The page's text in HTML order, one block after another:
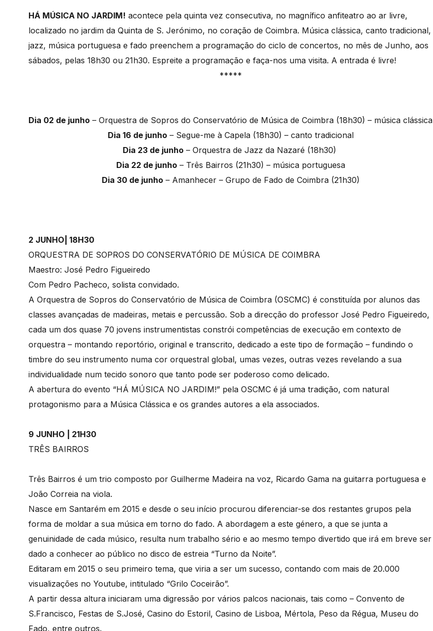
HÁ MÚSICA NO JARDIM! acontece pela quinta vez consecutiva, no magnífico anfiteatro ao ar livre,
localizado no jardim da Quinta de S. Jerónimo, no coração de Coimbra. Música clássica, canto tradicional,
jazz, música portuguesa e fado preenchem a programação do ciclo de concertos, no mês de Junho, aos
sábados, pelas 18h30 ou 21h30. Espreite a programação e faça-nos uma visita. A entrada é livre!
*****
Dia 02 de junho – Orquestra de Sopros do Conservatório de Música de Coimbra (18h30) – música clássica
Dia 16 de junho– Segue-me à Capela (18h30) – canto tradicional
Dia 23 de junho– Orquestra de Jazz da Nazaré (18h30)
Dia 22 de junho– Três Bairros (21h30) – música portuguesa
Dia 30 de junho– Amanhecer – Grupo de Fado de Coimbra (21h30)
2 JUNHO| 18H30
ORQUESTRA DE SOPROS DO CONSERVATÓRIO DE MÚSICA DE COIMBRA
Maestro: José Pedro Figueiredo
Com Pedro Pacheco, solista convidado.
A Orquestra de Sopros do Conservatório de Música de Coimbra (OSCMC) é constituída por alunos das
classes avançadas de madeiras, metais e percussão. Sob a direcção do professor José Pedro Figueiredo,
cada um dos quase 70 jovens instrumentistas constrói competências de execução em contexto de
orquestra – montando reportório, original e transcrito, dedicado a este tipo de formação – fundindo o
timbre do seu instrumento numa cor orquestral global, umas vezes, outras vezes revelando a sua
individualidade num tecido sonoro que tanto pode ser poderoso como delicado.
A abertura do evento “HÁ MÚSICA NO JARDIM!” pela OSCMC é já uma tradição, com natural
protagonismo para a Música Clássica e os grandes autores a ela associados.
9 JUNHO | 21H30
TRÊS BAIRROS
Três Bairros é um trio composto por Guilherme Madeira na voz, Ricardo Gama na guitarra portuguesa e
João Correia na viola.
Nasce em Santarém em 2015 e desde o seu início procurou diferenciar-se dos restantes grupos pela
forma de moldar a sua música em torno do fado. A abordagem a este género, a que se junta a
genuinidade de cada músico, resulta num trabalho sério e ao mesmo tempo divertido que irá em breve ser
dado a conhecer ao público no disco de estreia “Turno da Noite”.
Editaram em 2015 o seu primeiro tema, que viria a ser um sucesso, contando com mais de 20.000
visualizações no Youtube, intitulado “Grilo Coceirão”.
A partir dessa altura iniciaram uma digressão por vários palcos nacionais, tais como – Convento de
S.Francisco, Festas de S.José, Casino do Estoril, Casino de Lisboa, Mértola, Peso da Régua, Museu do
Fado, entre outros.